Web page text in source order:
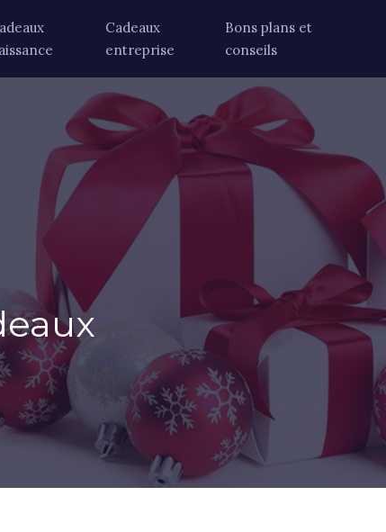
Cadeaux
entreprise
Bons plans et
conseils